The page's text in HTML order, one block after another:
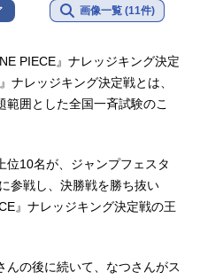
画像一覧 (11件)
PIECE』ナレッジキング決定
ナレッジキング決定戦とは、
囲とした全国一斉試験のこ
位10名が、ジャンプフェスタ
参戦し、決勝戦を勝ち抜い
』ナレッジキング決定戦の王
の後に続いて、なつさんがス